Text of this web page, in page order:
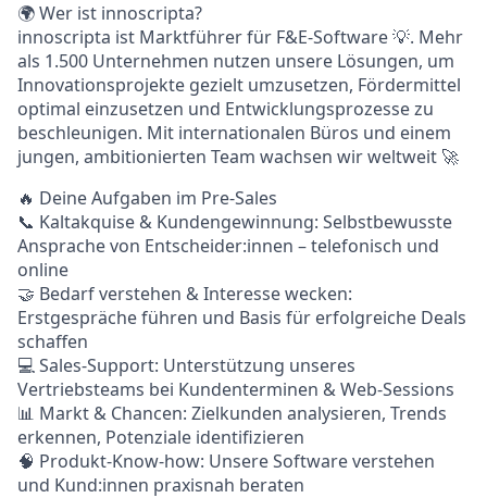
🌍 Wer ist innoscripta?
innoscripta ist Marktführer für F&E-Software 💡. Mehr
als 1.500 Unternehmen nutzen unsere Lösungen, um
Innovationsprojekte gezielt umzusetzen, Fördermittel
optimal einzusetzen und Entwicklungsprozesse zu
beschleunigen. Mit internationalen Büros und einem
jungen, ambitionierten Team wachsen wir weltweit 🚀
🔥 Deine Aufgaben im Pre-Sales
📞 Kaltakquise & Kundengewinnung: Selbstbewusste
Ansprache von Entscheider:innen – telefonisch und
online
🤝 Bedarf verstehen & Interesse wecken:
Erstgespräche führen und Basis für erfolgreiche Deals
schaffen
💻 Sales-Support: Unterstützung unseres
Vertriebsteams bei Kundenterminen & Web-Sessions
📊 Markt & Chancen: Zielkunden analysieren, Trends
erkennen, Potenziale identifizieren
🧠 Produkt-Know-how: Unsere Software verstehen
und Kund:innen praxisnah beraten